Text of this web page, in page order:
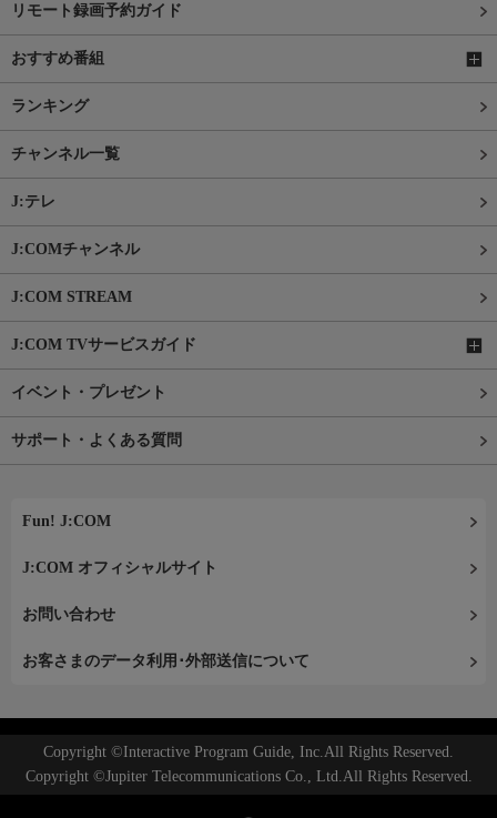
リモート録画予約ガイド
おすすめ番組
ランキング
チャンネル一覧
J:テレ
J:COMチャンネル
J:COM STREAM
J:COM TVサービスガイド
イベント・プレゼント
サポート・よくある質問
Fun! J:COM
J:COM オフィシャルサイト
お問い合わせ
お客さまのデータ利用･外部送信について
Copyright ©Interactive Program Guide, Inc.All Rights Reserved.
Copyright ©Jupiter Telecommunications Co., Ltd.All Rights Reserved.